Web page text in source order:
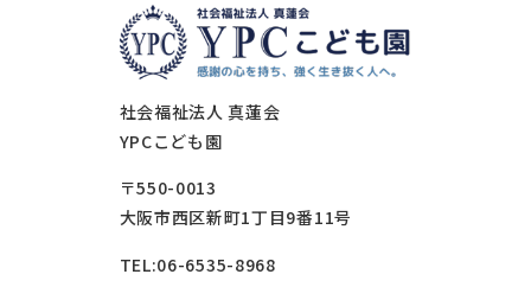
社会福祉法人 真蓮会
YPCこども園
〒550-0013
大阪市西区新町1丁目9番11号
TEL:06-6535-8968